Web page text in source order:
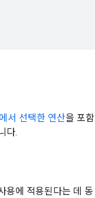
서 선택한 연산을 포함
다.
용에 적용된다는 데 동